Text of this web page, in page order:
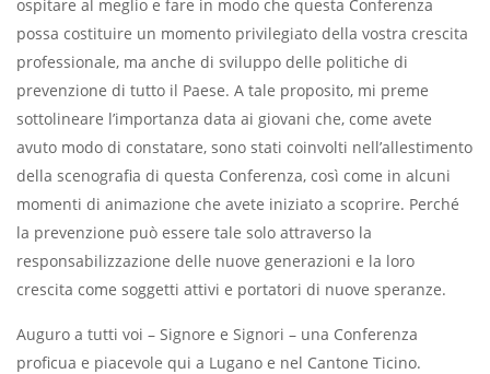
ospitare al meglio e fare in modo che questa Conferenza
possa costituire un momento privilegiato della vostra crescita
professionale, ma anche di sviluppo delle politiche di
prevenzione di tutto il Paese. A tale proposito, mi preme
sottolineare l’importanza data ai giovani che, come avete
avuto modo di constatare, sono stati coinvolti nell’allestimento
della scenografia di questa Conferenza, così come in alcuni
momenti di animazione che avete iniziato a scoprire. Perché
la prevenzione può essere tale solo attraverso la
responsabilizzazione delle nuove generazioni e la loro
crescita come soggetti attivi e portatori di nuove speranze.
Auguro a tutti voi – Signore e Signori – una Conferenza
proficua e piacevole qui a Lugano e nel Cantone Ticino.